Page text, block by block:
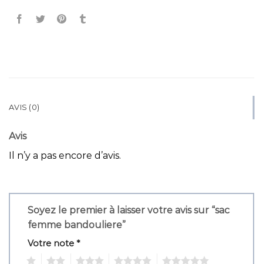
AVIS (0)
Avis
Il n’y a pas encore d’avis.
Soyez le premier à laisser votre avis sur “sac
femme bandouliere”
Votre note *